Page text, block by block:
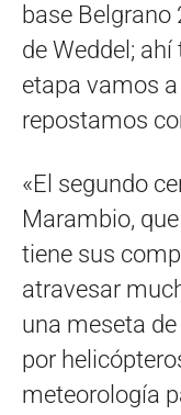
base Belgrano
de Weddel;
etapa vamos
repostamos
«El segundo
Marambio,
tiene sus
atravesar
una meseta
por
meteorología